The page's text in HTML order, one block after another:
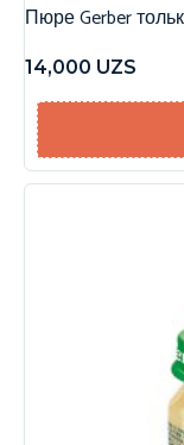
Пюре Gerber
14,000 UZS